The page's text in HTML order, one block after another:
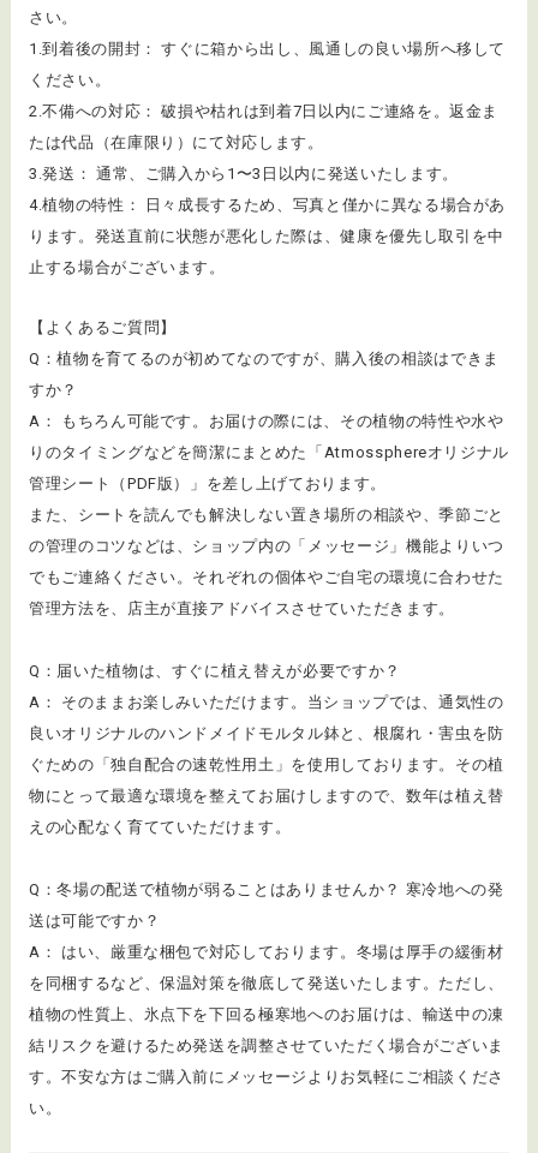
さい。
1.到着後の開封： すぐに箱から出し、風通しの良い場所へ移して
ください。
2.不備への対応： 破損や枯れは到着7日以内にご連絡を。返金ま
たは代品（在庫限り）にて対応します。
3.発送： 通常、ご購入から1〜3日以内に発送いたします。
4.植物の特性： 日々成長するため、写真と僅かに異なる場合があ
ります。発送直前に状態が悪化した際は、健康を優先し取引を中
止する場合がございます。
【よくあるご質問】
Q：植物を育てるのが初めてなのですが、購入後の相談はできま
すか？
A： もちろん可能です。お届けの際には、その植物の特性や水や
りのタイミングなどを簡潔にまとめた「Atmossphereオリジナル
管理シート（PDF版）」を差し上げております。
また、シートを読んでも解決しない置き場所の相談や、季節ごと
の管理のコツなどは、ショップ内の「メッセージ」機能よりいつ
でもご連絡ください。それぞれの個体やご自宅の環境に合わせた
管理方法を、店主が直接アドバイスさせていただきます。
Q：届いた植物は、すぐに植え替えが必要ですか？
A： そのままお楽しみいただけます。当ショップでは、通気性の
良いオリジナルのハンドメイドモルタル鉢と、根腐れ・害虫を防
ぐための「独自配合の速乾性用土」を使用しております。その植
物にとって最適な環境を整えてお届けしますので、数年は植え替
えの心配なく育てていただけます。
Q：冬場の配送で植物が弱ることはありませんか？ 寒冷地への発
送は可能ですか？
A： はい、厳重な梱包で対応しております。冬場は厚手の緩衝材
を同梱するなど、保温対策を徹底して発送いたします。ただし、
植物の性質上、氷点下を下回る極寒地へのお届けは、輸送中の凍
結リスクを避けるため発送を調整させていただく場合がございま
す。不安な方はご購入前にメッセージよりお気軽にご相談くださ
い。